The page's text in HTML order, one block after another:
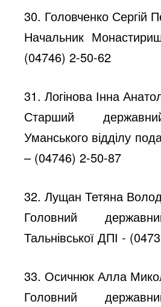
30. Головченко Сергій
Начальник
(04746) 2-50-62
31. Логінова Інна
Старший
Уманського відділу
– (04746) 2-50-87
32. Лущан Тетяна
Головний
Тальнівської ДПІ -
33. Осичнюк Алла
Головний